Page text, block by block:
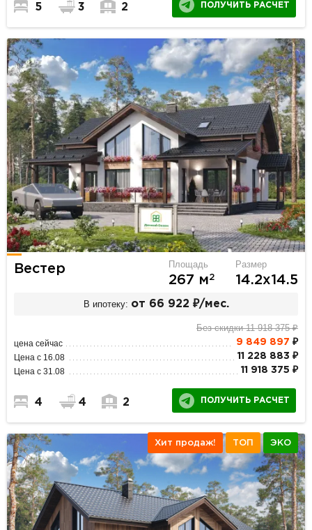
5 3 2 ПОЛУЧИТЬ РАСЧЕТ
Вестер Площадь
267 м2
Размер
14.2х14.5
В ипотеку: от 66 922 ₽/мес.
Без скидки 11 918 375 ₽
цена сейчас 9 849 897 ₽
Цена с 16.08 11 228 883 ₽
Цена с 31.08 11 918 375 ₽
4 4 2 ПОЛУЧИТЬ РАСЧЕТ
Хит продаж! ТОП ЭКО